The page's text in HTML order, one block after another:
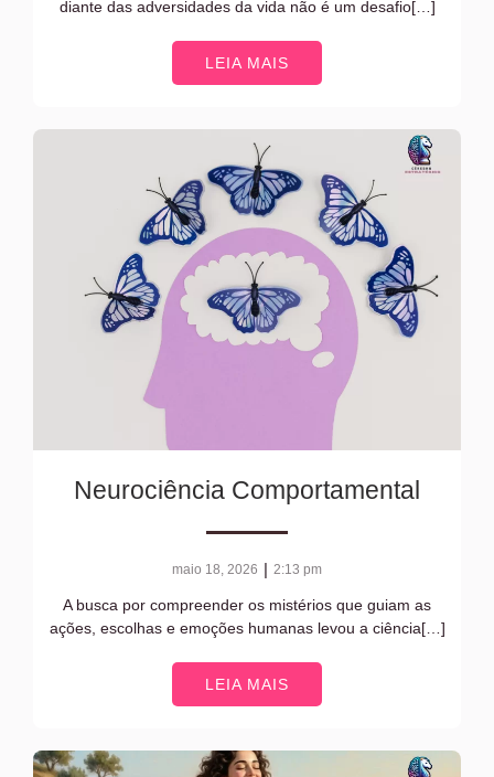
diante das adversidades da vida não é um desafio[…]
LEIA MAIS
Neurociência Comportamental
maio 18, 2026 | 2:13 pm
A busca por compreender os mistérios que guiam as
ações, escolhas e emoções humanas levou a ciência[…]
LEIA MAIS